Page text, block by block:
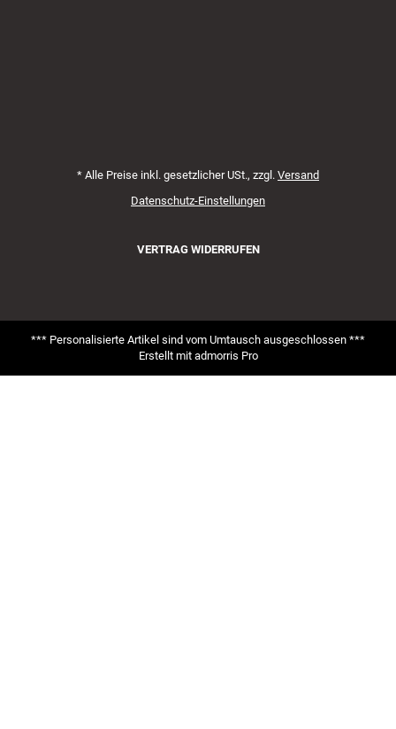
* Alle Preise inkl. gesetzlicher USt., zzgl. Versand
Datenschutz-Einstellungen
VERTRAG WIDERRUFEN
*** Personalisierte Artikel sind vom Umtausch ausgeschlossen ***
Erstellt mit admorris Pro